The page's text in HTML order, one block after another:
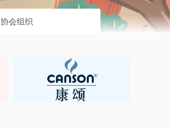
协会组织